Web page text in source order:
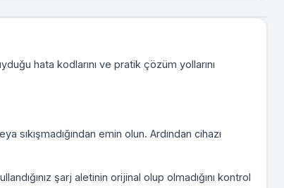
hata kodlarını ve pratik çözüm yollarını
sıkışmadığından emin olun. Ardından cihazı
şarj aletinin orijinal olup olmadığını kontrol